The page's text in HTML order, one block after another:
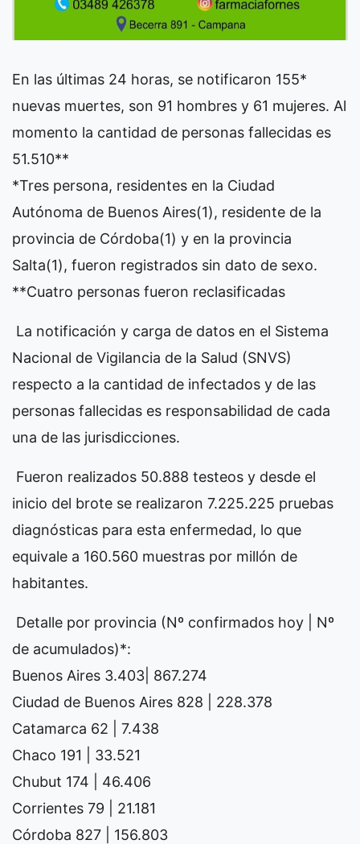
En las últimas 24 horas, se notificaron 155*
nuevas muertes, son 91 hombres y 61 mujeres. Al
momento la cantidad de personas fallecidas es
51.510**
*Tres persona, residentes en la Ciudad
Autónoma de Buenos Aires(1), residente de la
provincia de Córdoba(1) y en la provincia
Salta(1), fueron registrados sin dato de sexo.
**Cuatro personas fueron reclasificadas
La notificación y carga de datos en el Sistema
Nacional de Vigilancia de la Salud (SNVS)
respecto a la cantidad de infectados y de las
personas fallecidas es responsabilidad de cada
una de las jurisdicciones.
Fueron realizados 50.888 testeos y desde el
inicio del brote se realizaron 7.225.225 pruebas
diagnósticas para esta enfermedad, lo que
equivale a 160.560 muestras por millón de
habitantes.
Detalle por provincia (Nº confirmados hoy | Nº
de acumulados)*:
Buenos Aires 3.403| 867.274
Ciudad de Buenos Aires 828 | 228.378
Catamarca 62 | 7.438
Chaco 191 | 33.521
Chubut 174 | 46.406
Corrientes 79 | 21.181
Córdoba 827 | 156.803